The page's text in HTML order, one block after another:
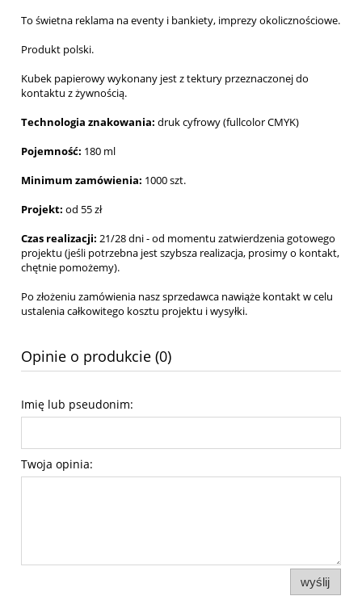
To świetna reklama na eventy i bankiety, imprezy okolicznościowe.
Produkt polski.
Kubek papierowy wykonany jest z tektury przeznaczonej do
kontaktu z żywnością.
Technologia znakowania: druk cyfrowy (fullcolor CMYK)
Pojemność: 180 ml
Minimum zamówienia: 1000 szt.
Projekt: od 55 zł
Czas realizacji: 21/28 dni - od momentu zatwierdzenia gotowego
projektu (jeśli potrzebna jest szybsza realizacja, prosimy o kontakt,
chętnie pomożemy).
Po złożeniu zamówienia nasz sprzedawca nawiąże kontakt w celu
ustalenia całkowitego kosztu projektu i wysyłki.
Opinie o produkcie (0)
Imię lub pseudonim:
Twoja opinia:
wyślij